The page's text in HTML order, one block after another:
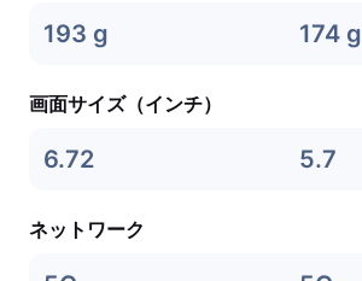
193 g 174 g
画面サイズ（インチ）
6.72 5.7
ネットワーク